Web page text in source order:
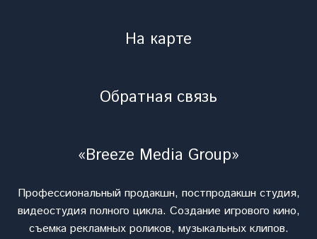
На карте
Обратная связь
«Breeze Media Group»
Профессиональный продакшн, постпродакшн студия,
видеостудия полного цикла. Cоздание игрового кино,
съемка рекламных роликов, музыкальных клипов.